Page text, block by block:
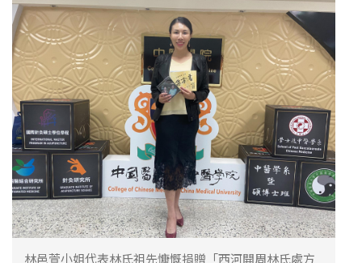
林邑萱小姐代表林氏祖先慷慨捐贈「西河開周林氏處方